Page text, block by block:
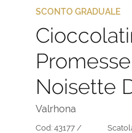
SCONTO GRADUALE
Noisette
Valrhona
Cod: 43177 /